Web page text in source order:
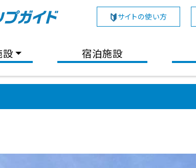
サイトの使い方
設 宿泊施設